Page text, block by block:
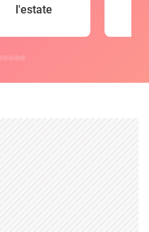
l'estate